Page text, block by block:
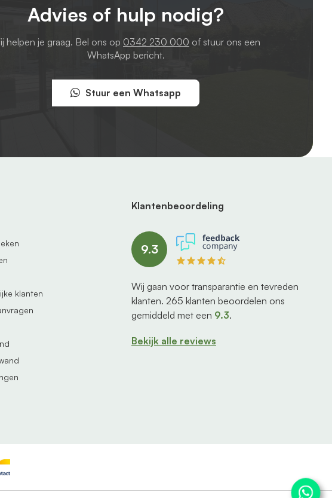
Advies of hulp nodig?
helpen je graag. Bel ons op 0342 230 000 of stuur ons een
WhatsApp bericht.
Stuur een Whatsapp
klanten
Klantenbeoordeling
9.3
Wij gaan voor transparantie en tevreden
klanten. 265 klanten beoordelen ons
gemiddeld met een 9.3.
Bekijk alle reviews